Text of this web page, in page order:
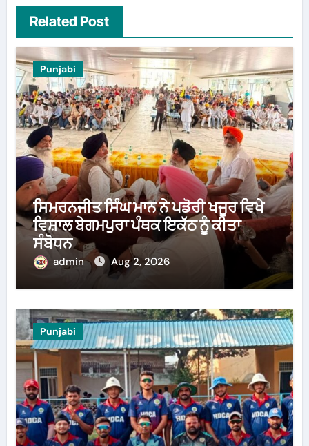
Related Post
Punjabi
ਸਿਮਰਨਜੀਤ ਸਿੰਘ ਮਾਨ ਨੇ ਪਡੋਰੀ ਖਜੂਰ ਵਿਖੇ
ਵਿਸ਼ਾਲ ਬੇਗਮਪੁਰਾ ਪੰਥਕ ਇਕੱਠ ਨੂੰ ਕੀਤਾ
ਸੰਬੋਧਨ
admin Aug 2, 2026
Punjabi